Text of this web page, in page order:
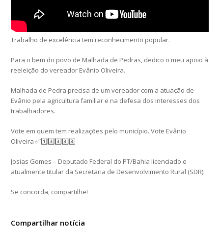
Trabalho de excelência tem reconhecimento popular.
Para o bem do povo de Malhada de Pedras, dedico o meu apoio à
reeleição do vereador Evânio Oliveira.
Malhada de Pedra precisa de um vereador com a atuação de
Evânio pela agricultura familiar e na defesa dos interesses dos
trabalhadores.
Vote em quem tem realizações pelo município. Vote Evânio
Oliveira ✅1️⃣3️⃣3️⃣3️⃣3️⃣
Josias Gomes – Deputado Federal do PT/Bahia licenciado e
atualmente titular da Secretaria de Desenvolvimento Rural (SDR).
Se concorda, compartilhe!
Compartilhar notícia